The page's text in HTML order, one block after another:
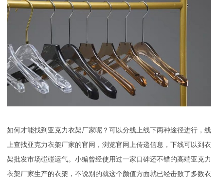
如何才能找到亚克力衣架厂家呢？可以分线上线下两种途径进行，线
上查找亚克力衣架厂家的官网，浏览官网上传递信息，下线可以到衣
架批发市场碰碰运气。小编曾经使用过一家口碑还不错的高端亚克力
衣架厂家生产的衣架，不说别的就这个颜值方面就已经击败了多数衣